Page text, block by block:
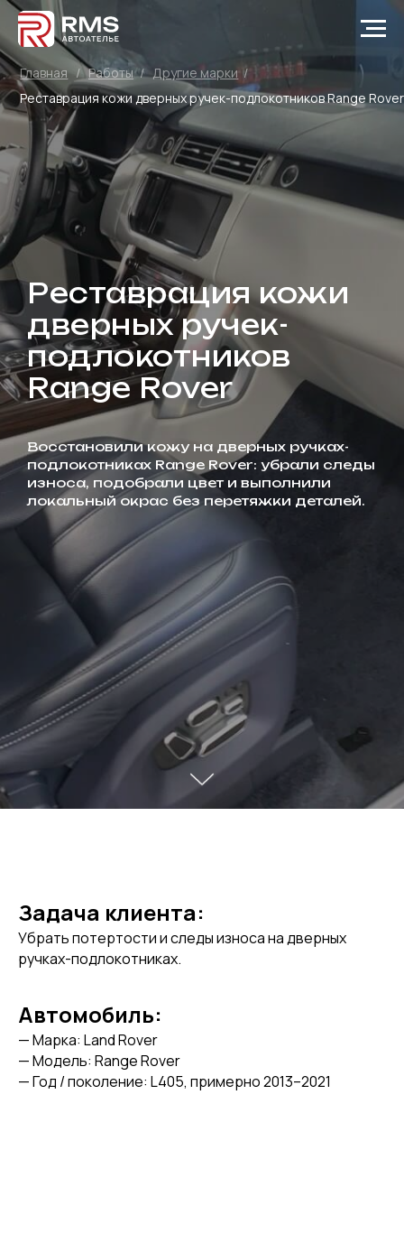
Работы
Другие марки
Реставрация кожи дверных ручек-подлокотников Range Rover
Реставрация кожи
дверных ручек-
подлокотников
Range Rover
Восстановили кожу на дверных ручках-
подлокотниках Range Rover: убрали следы
износа, подобрали цвет и выполнили
локальный окрас без перетяжки деталей.
Задача клиента:
Убрать потертости и следы износа на дверных
ручках-подлокотниках.
Автомобиль:
— Марка: Land Rover
— Модель: Range Rover
— Год / поколение: L405, примерно 2013–2021